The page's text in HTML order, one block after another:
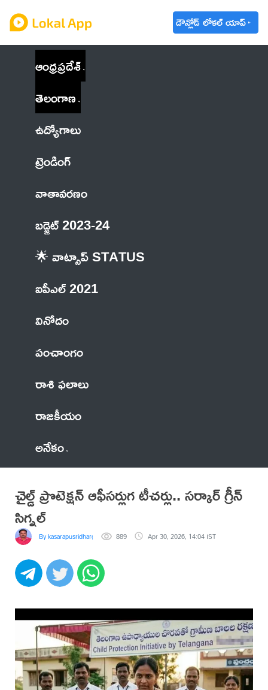
డౌన్లోడ్ లోకల్ యాప్
ఆంధ్రప్రదేశ్
తెలంగాణ
ఉద్యోగాలు
ట్రెండింగ్
వాతావరణం
బడ్జెట్ 2023-24
🌟 వాట్సాప్ STATUS
ఐపీఎల్ 2021
వినోదం
పంచాంగం
రాశి ఫలాలు
రాజకీయం
అనేకం
చైల్డ్ ప్రొటెక్షన్ ఆఫీసర్లుగ టీచర్లు.. సర్కార్ గ్రీన్
సిగ్నల్
By kasarapusridhargoud 889 Apr 30, 2026, 14:04 IST